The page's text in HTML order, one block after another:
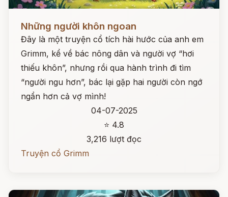
Những người khôn ngoan
Đây là một truyện cổ tích hài hước của anh em
Grimm, kể về bác nông dân và người vợ “hơi
thiếu khôn”, nhưng rồi qua hành trình đi tìm
“người ngu hơn”, bác lại gặp hai người còn ngớ
ngẩn hơn cả vợ mình!
04-07-2025
⭐ 4.8
3,216 lượt đọc
Truyện cổ Grimm